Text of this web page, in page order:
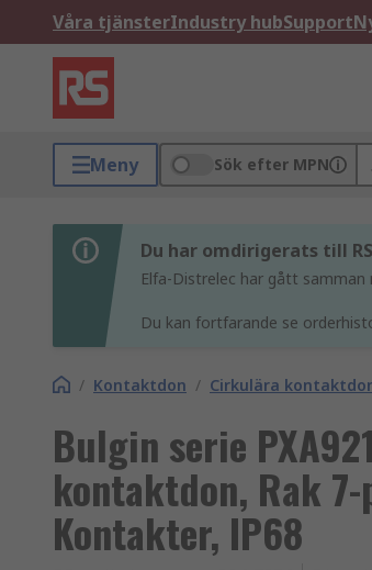
Våra tjänsterIndustry hubSupport
Meny Sök efter MPN
Du har omdirigerats till
Elfa-Distrelec har gått
Du kan fortfarande se
/ Kontaktdon / Cirkulära
Bulgin serie
kontaktdon, Rak 7-
Kontakter, IP68